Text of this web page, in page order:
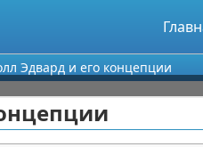
Эдвард и его концепции